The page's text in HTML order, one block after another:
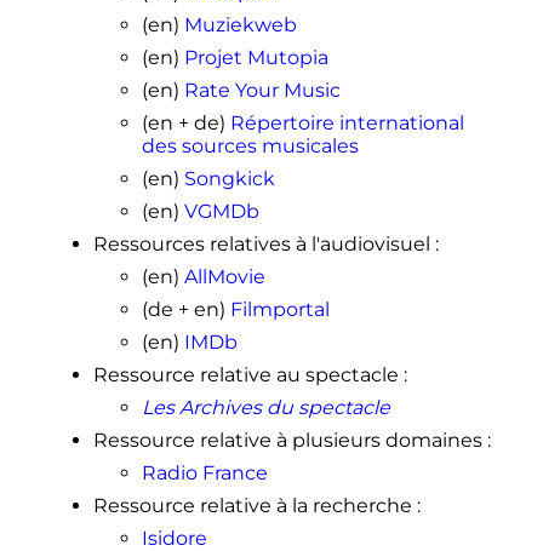
(en) Muziekweb
(en) Projet Mutopia
(en) Rate Your Music
(en + de) Répertoire international
des sources musicales
(en) Songkick
(en) VGMDb
Ressources relatives à l'audiovisuel :
(en) AllMovie
(de + en) Filmportal
(en) IMDb
Ressource relative au spectacle :
Les Archives du spectacle
Ressource relative à plusieurs domaines:
Radio France
Ressource relative à la recherche :
Isidore